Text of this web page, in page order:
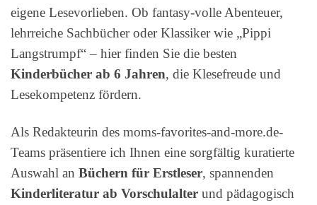
eigene Lesevorlieben. Ob fantasy-volle Abenteuer,
lehrreiche Sachbücher oder Klassiker wie „Pippi
Langstrumpf“ – hier finden Sie die besten
Kinderbücher ab 6 Jahren, die Klesefreude und
Lesekompetenz fördern.
Als Redakteurin des moms-favorites-and-more.de-
Teams präsentiere ich Ihnen eine sorgfältig kuratierte
Auswahl an Büchern für Erstleser, spannenden
Kinderliteratur ab Vorschulalter und pädagogisch